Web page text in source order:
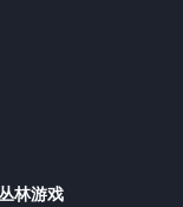
林游戏